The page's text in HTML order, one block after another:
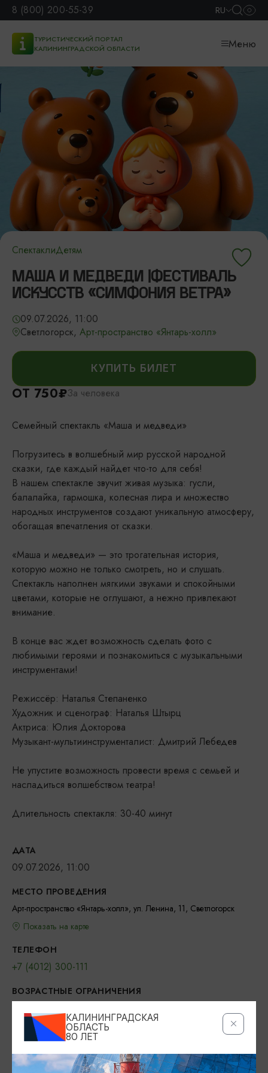
8 (800) 200-55-39 RU
ТУРИСТИЧЕСКИЙ ПОРТАЛ
КАЛИНИНГРАДСКОЙ ОБЛАСТИ
Меню
СпектаклиДетям
МАША И МЕДВЕДИ |ФЕСТИВАЛЬ
ИСКУССТВ «СИМФОНИЯ ВЕТРА»
09.07.2026, 11:00
Светлогорск, Арт-пространство «Янтарь-холл»
КУПИТЬ БИЛЕТ
ОТ 750₽За человека
Семейный спектакль «Маша и медведи»
Погрузитесь в волшебный мир русской народной
сказки, где каждый найдет что-то для себя!
В нашем спектакле звучит живая музыка: гусли,
балалайка, гармошка, колесная лира и множество
народных инструментов создают уникальную атмосферу,
обогащая впечатления от сказки.
«Маша и медведи» — это трогательная история,
которую можно не только смотреть, но и слушать.
Спектакль наполнен мягкими звуками и спокойными
цветами, которые не оглушают, а нежно привлекают
внимание.
В конце вас ждет возможность сделать фото с
любимыми героями и познакомиться с музыкальными
инструментами!
Режиссёр: Наталья Степаненко
Художник и сценограф: Наталья Штырц
Актриса: Юлия Докторова
Музыкант-мультиинструменталист: Дмитрий Лебедев
Не упустите возможность провести время с семьей и
насладиться волшебством театра!
Длительность спектакля: 30-40 минут
ДАТА
09.07.2026, 11:00
МЕСТО ПРОВЕДЕНИЯ
Арт-пространство «Янтарь-холл», ул. Ленина, 11, Светлогорск
Показать на карте
ТЕЛЕФОН
+7 (4012) 300-111
ВОЗРАСТНЫЕ ОГРАНИЧЕНИЯ
БИЛЕТЫ
КАЛИНИНГРАДСКАЯ
ОБЛАСТЬ
80 ЛЕТ